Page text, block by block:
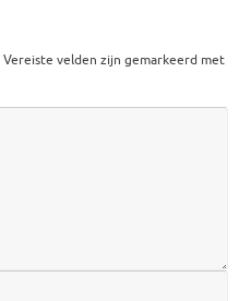
Vereiste velden zijn gemarkeerd met